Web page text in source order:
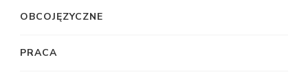
OBCOJĘZYCZNE
PRACA